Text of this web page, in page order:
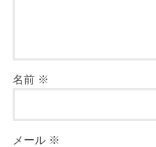
名前 ※
メール ※